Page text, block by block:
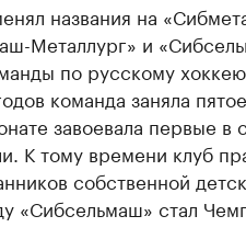
названия на
Металлург» и
по русскому
команда заняла
завоевала первые в
К тому времени клуб
собственной
«Сибсельмаш» стал